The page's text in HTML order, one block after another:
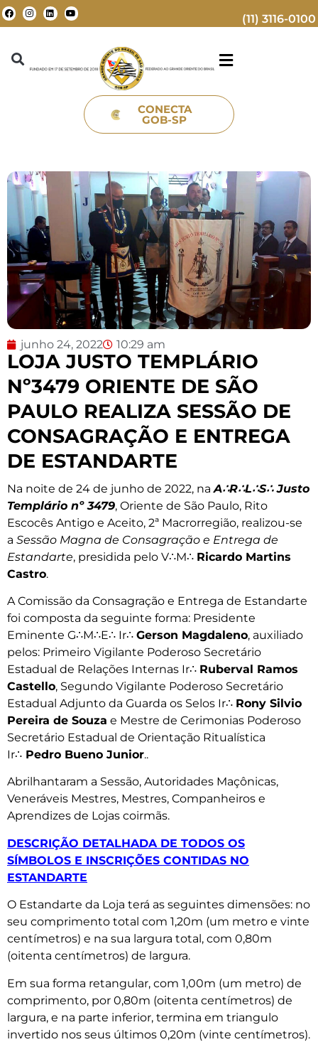
(11) 3116-0100
CONECTA
GOB-SP
junho 24, 2022 10:29 am
LOJA JUSTO TEMPLÁRIO
Nº3479 ORIENTE DE SÃO
PAULO REALIZA SESSÃO DE
CONSAGRAÇÃO E ENTREGA
DE ESTANDARTE
Na noite de 24 de junho de 2022, naA∴R∴L∴S∴Justo
Templário nº 3479, Oriente de São Paulo, Rito
Escocês Antigo e Aceito, 2ª Macrorregião, realizou-se
a Sessão Magna de Consagração e Entrega de
Estandarte, presidida pelo V∴M∴ Ricardo Martins
Castro.
A Comissão da Consagração e Entrega de Estandarte
foi composta da seguinte forma: Presidente
Eminente G∴M∴E∴ Ir∴ Gerson Magdaleno, auxiliado
pelos: Primeiro Vigilante Poderoso Secretário
Estadual de Relações Internas Ir∴ Ruberval Ramos
Castello, Segundo Vigilante Poderoso Secretário
Estadual Adjunto da Guarda os Selos Ir∴ Rony Silvio
Pereira de Souza e Mestre de Cerimonias Poderoso
Secretário Estadual de Orientação Ritualística
Ir∴ Pedro Bueno Junior..
Abrilhantaram a Sessão, Autoridades Maçônicas,
Veneráveis Mestres, Mestres, Companheiros e
Aprendizes de Lojas coirmãs.
DESCRIÇÃO DETALHADA DE TODOS OS
SÍMBOLOS E INSCRIÇÕES CONTIDAS NO
ESTANDARTE
O Estandarte da Loja terá as seguintes dimensões: no
seu comprimento total com 1,20m (um metro e vinte
centímetros) e na sua largura total, com 0,80m
(oitenta centímetros) de largura.
Em sua forma retangular, com 1,00m (um metro) de
comprimento, por 0,80m (oitenta centímetros) de
largura, e na parte inferior, termina em triangulo
invertido nos seus últimos 0,20m (vinte centímetros).